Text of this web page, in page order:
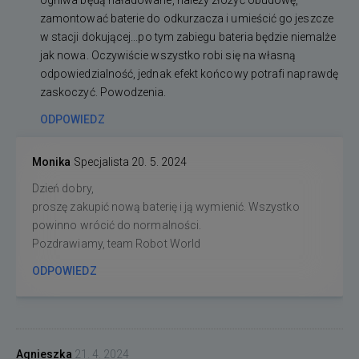
zamontować baterie do odkurzacza i umieścić go jeszcze
w stacji dokującej...po tym zabiegu bateria będzie niemalże
jak nowa. Oczywiście wszystko robi się na własną
odpowiedzialność, jednak efekt końcowy potrafi naprawdę
zaskoczyć. Powodzenia.
ODPOWIEDZ
Monika Specjalista 20. 5. 2024
Dzień dobry,
proszę zakupić nową baterię i ją wymienić. Wszystko
powinno wrócić do normalności.
Pozdrawiamy, team Robot World
ODPOWIEDZ
Agnieszka 21. 4. 2024